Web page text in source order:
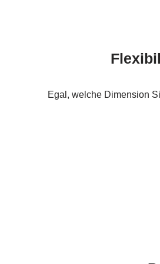
Egal, welche Dimension